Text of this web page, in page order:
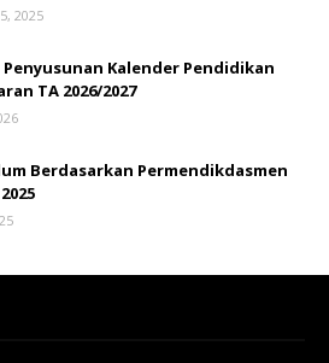
2025
Penyusunan Kalender Pendidikan
TA 2026/2027
Berdasarkan Permendikdasmen